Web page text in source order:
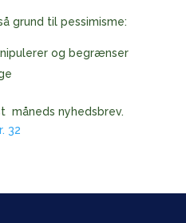
grund til pessimisme:
og begrænser
måneds nyhedsbrev.
32